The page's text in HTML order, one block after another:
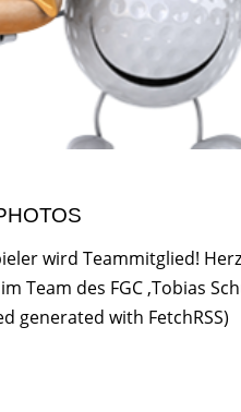
wird Teammitglied!
Team des FGC ,Tobias
generated with FetchRSS)